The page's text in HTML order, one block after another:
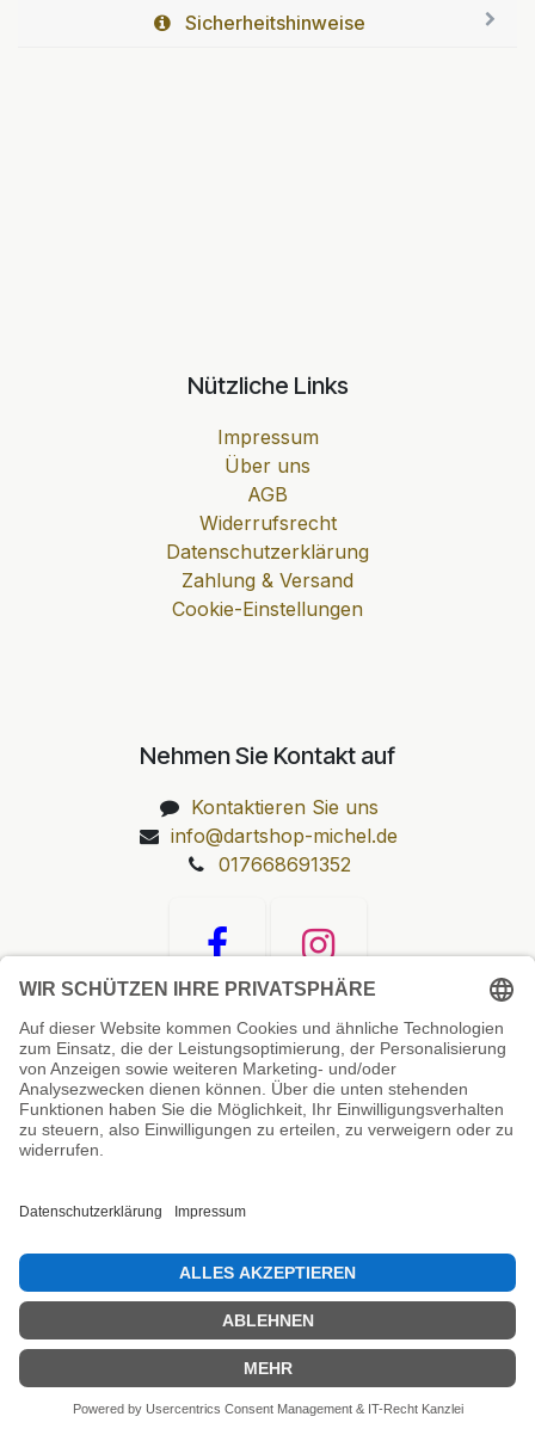
Sicherheitshinweise
Nützliche Links
Impressum
Über uns
AGB
Widerrufsrecht
Datenschutzerklärung
Zahlung & Versand
Cookie-Einstellungen
Nehmen Sie Kontakt auf
Kontaktieren Sie uns
info@dartshop-michel.de
017668691352
Unsere Prüfsiegel